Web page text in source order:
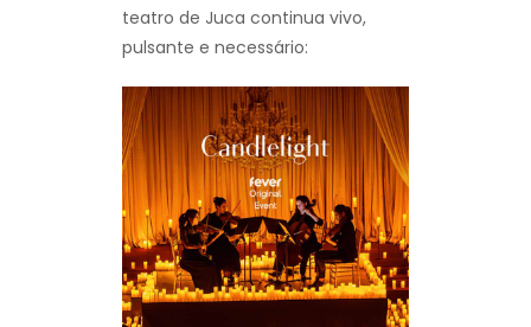
teatro de Juca continua vivo,
pulsante e necessário: